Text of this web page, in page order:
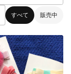
すべて 販売中